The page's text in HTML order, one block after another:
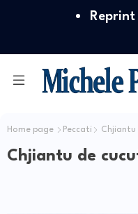
Home page Peccati Chjiantu
Chjiantu de